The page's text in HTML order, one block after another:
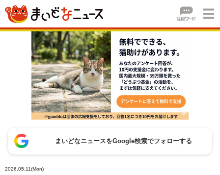
まいどなニュースをGoogle検索でフォローする
2026.05.11(Mon)